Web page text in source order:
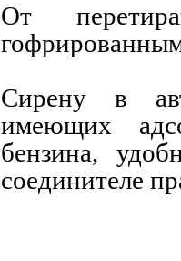
От
Сирену в
имеющих
бензина,
соединителе